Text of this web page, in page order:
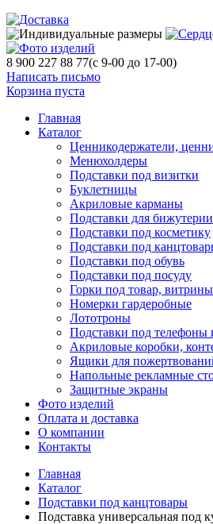
8 900 227 88 77(с 9-00 до 17-00)
Написать письмо
Корзина пуста
Главная
Каталог
Ценникодержатели,
Менюхолдеры
Подставки под визитки
Буклетницы
Акриловые карманы
Подставки для бижутерии
Подставки под косметику
Подставки под
Подставки под обувь
Подставки под посуду
Горки под товар, витрины
Номерки гардеробные
Лототроны
Подставки под
Акриловые коробки,
Ящики для
Напольные рекламные
Защитные экраны
Фото изделий
Оплата и доставка
О компании
Контакты
Главная
Каталог
Подставки под канцтовары
Подставка универсальная под